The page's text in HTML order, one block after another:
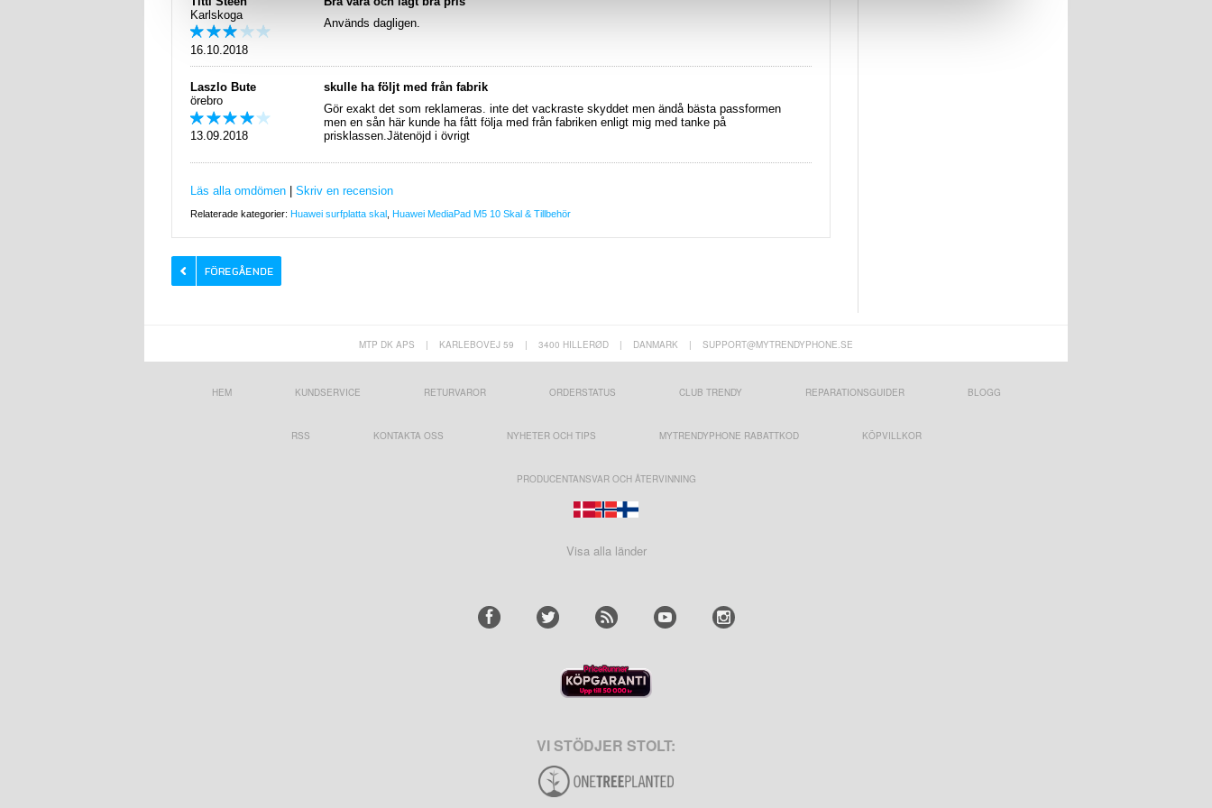
Karlskoga
16.10.2018
Används dagligen.
Laszlo Bute
örebro
13.09.2018
skulle ha följt med från fabrik
Gör exakt det som reklameras. inte det vackraste skyddet men ändå bästa passformen
men en sån här kunde ha fått följa med från fabriken enligt mig med tanke på
prisklassen.Jätenöjd i övrigt
Läs alla omdömen Skriv en recension
Relaterade kategorier: Huawei surfplatta skal Huawei MediaPad M5 10 Skal & Tillbehör
MTP DK APS | KARLEBOVEJ 59 | 3400 HILLERØD | DANMARK | SUPPORT@MYTRENDYPHONE.SE
HEM KUNDSERVICE RETURVAROR ORDERSTATUS CLUB TRENDY REPARATIONSGUIDER BLOGG
RSS KONTAKTA OSS NYHETER OCH TIPS MYTRENDYPHONE RABATTKOD KÖPVILLKOR
PRODUCENTANSVAR OCH ÅTERVINNING
Visa alla länder
VI STÖDJER STOLT: